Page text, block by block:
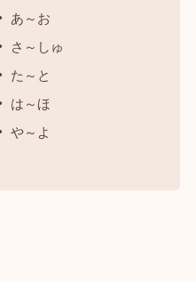
あ～お
さ～しゅ
た～と
は～ほ
や～よ